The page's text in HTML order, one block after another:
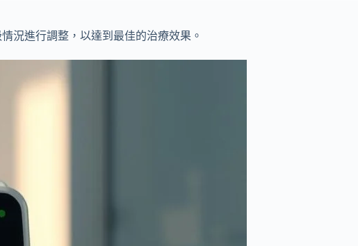
況進行調整，以達到最佳的治療效果。